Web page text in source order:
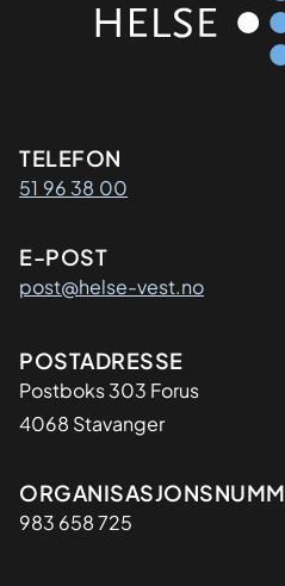
TELEFON
51 96 38 00
E-POST
post@helse-vest.no
Adresse
POSTADRESSE
Postboks 303 Forus
4068 Stavanger
Organisasjon
983 658 725